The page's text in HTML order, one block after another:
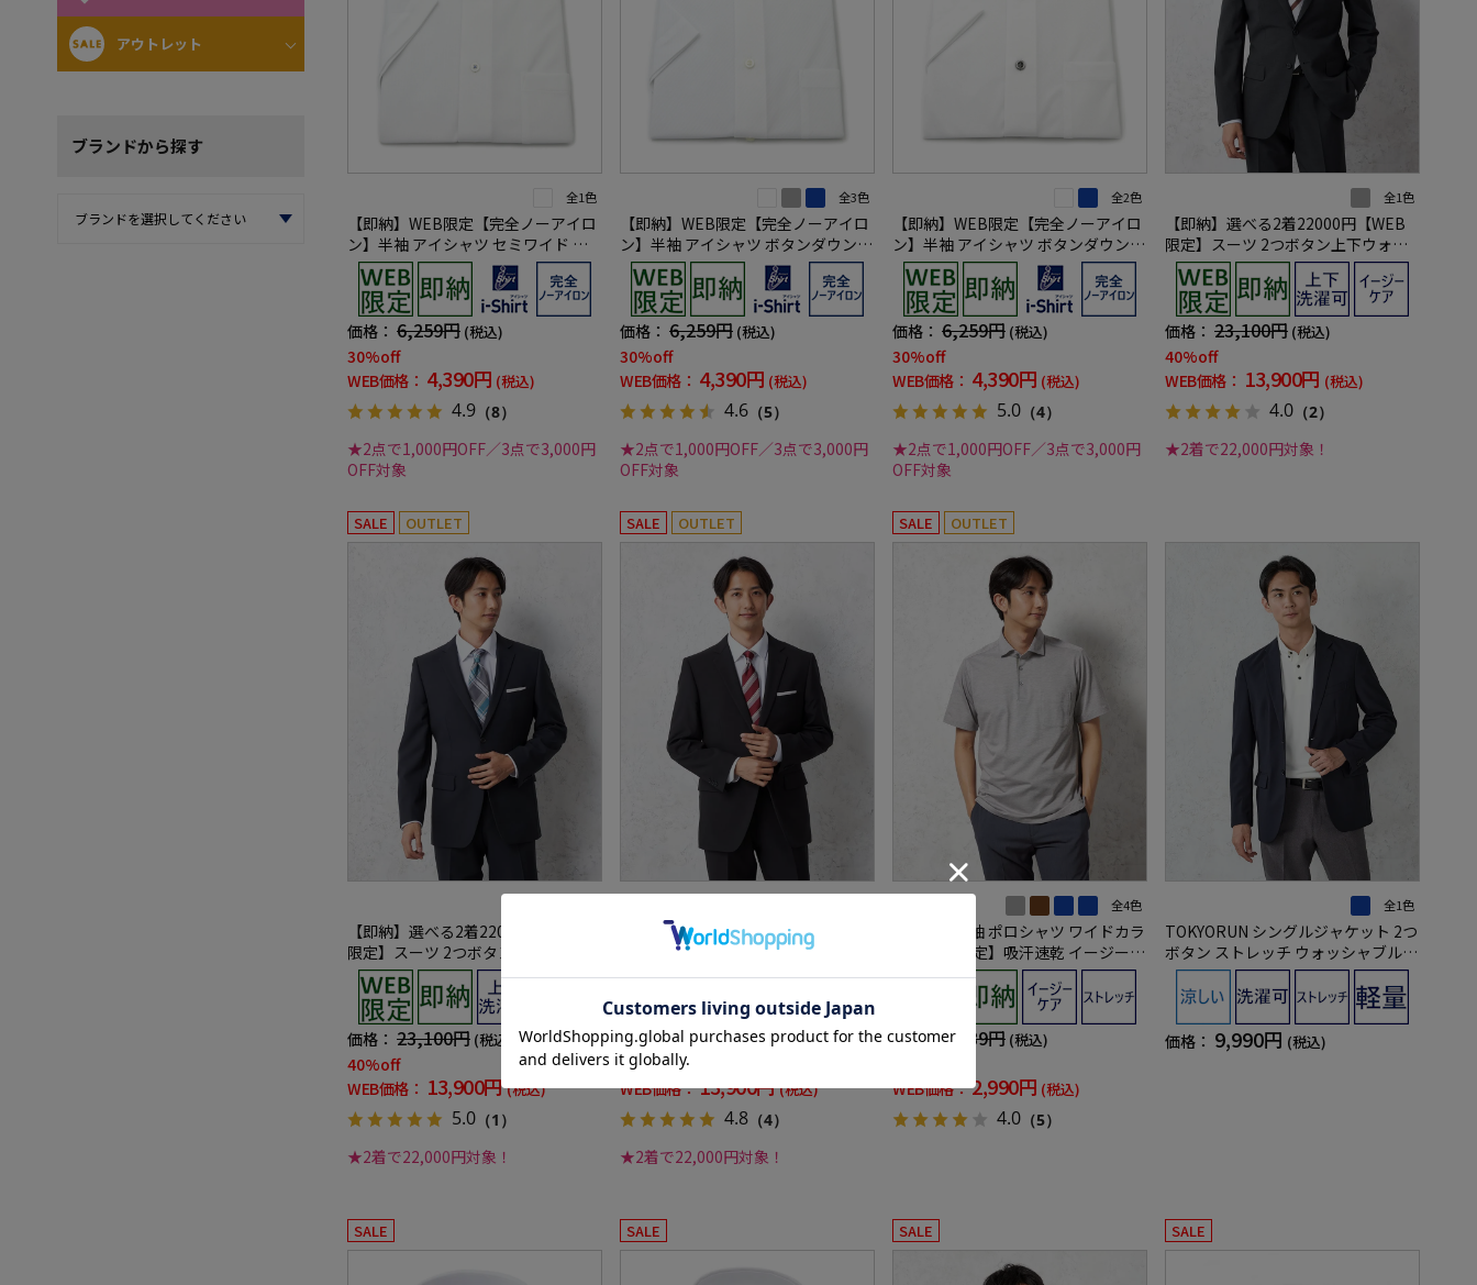
アウトレット
ブランドから探す
全1色
【即納】WEB限定【完全ノーアイロ
ン】半袖 アイシャツ セミワイド ス
トレッチ 織柄無地 i-shirt ワイシャ
ツ 春夏
価格： 6,259円 (税込)
30%off
WEB価格： 4,390円 (税込)
4.9 （8）
★2点で1,000円OFF／3点で3,000円
OFF対象
全3色
【即納】WEB限定【完全ノーアイロ
ン】半袖 アイシャツ ボタンダウン
ストレッチ 織柄無地 i-shirt ワイシ
ャツ 春夏
価格： 6,259円 (税込)
30%off
WEB価格： 4,390円 (税込)
4.6 （5）
★2点で1,000円OFF／3点で3,000円
OFF対象
全2色
【即納】WEB限定【完全ノーアイロ
ン】半袖 アイシャツ ボタンダウン
ストレッチ 織柄無地 i-shirt ワイシ
ャツ 春夏
価格： 6,259円 (税込)
30%off
WEB価格： 4,390円 (税込)
5.0 （4）
★2点で1,000円OFF／3点で3,000円
OFF対象
全1色
【即納】選べる2着22000円【WEB
限定】スーツ 2つボタン上下ウォッ
シャブル グレー 小柄 3シーズン対応
価格： 23,100円 (税込)
40%off
WEB価格： 13,900円 (税込)
4.0 （2）
★2着で22,000円対象！
SALE OUTLET
【即納】選べる2着22000円【WEB
限定】スーツ 2つボタン上下ウォッ
シャブル グレー 織柄無地 3シーズン
対応
価格： 23,100円 (税込)
40%off
WEB価格： 13,900円(税込)
5.0 （1）
★2着で22,000円対象！
SALE OUTLET
【即納】選べる2着22000円【WEB
限定】スーツ 2つボタン上下ウォッ
シャブル ブラック ストライプ 3シー
価格：23,100円(税込)
40%off
WEB価格：13,900円(税込)
4.8 （4）
★2着で22,000円対象！
SALE OUTLET
全4色
【即納】半袖 ポロシャツ ワイドカラ
ー【WEB限定】吸汗速乾 イージーケ
ア ビズポロ TOKYO RUN 春夏
価格：5,489円 (税込)
WEB価格：2,990円 (税込)
4.0 （5）
全1色
TOKYORUN シングルジャケット 2つ
ボタン ストレッチ ウォッシャブル
吸水速乾 春夏
価格： 9,990円 (税込)
SALE SALE SALE SALE